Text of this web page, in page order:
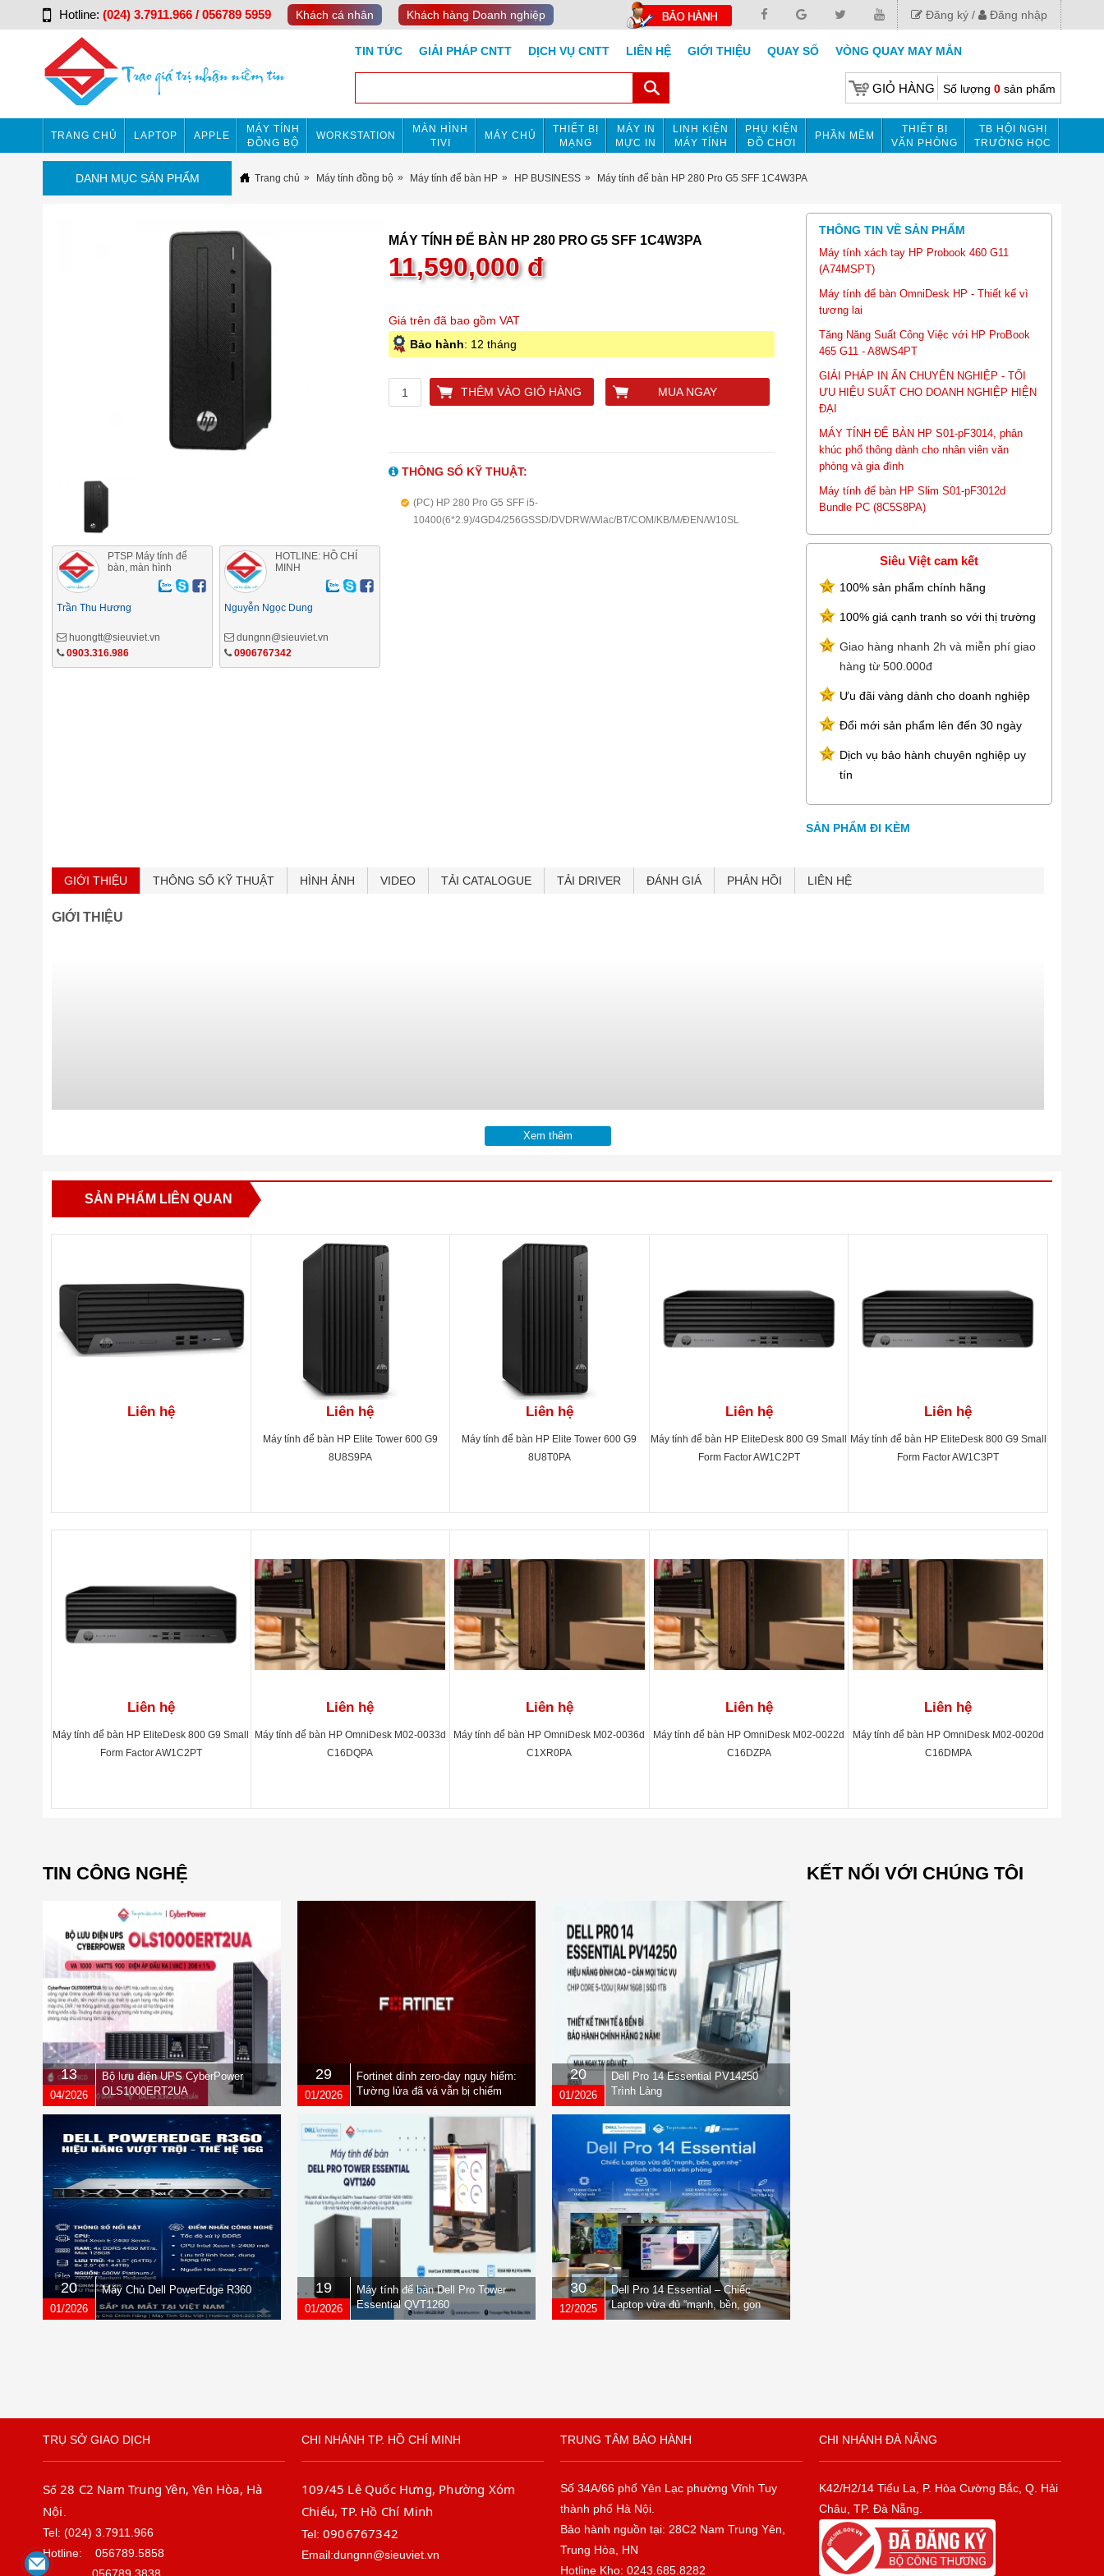
Hotline: (024) 3.7911.966 / 056789 5959 Khách cá nhân Khách hàng Doanh nghiệp Đăng ký Đăng nhập
TIN TỨC GIẢI PHÁP CNTT DỊCH VỤ CNTT LIÊN HỆ GIỚI THIỆU QUAY SỐ VÒNG QUAY MAY MẮN
GIỎ HÀNG Số lượng 0sản phẩm
TRANG CHỦ LAPTOP APPLE
MÁY TÍNH
ĐỒNG BỘ
WORKSTATION
MÀN HÌNH
TIVI
MÁY CHỦ
THIẾT BỊ
MẠNG
MÁY IN
MỰC IN
LINH KIỆN
MÁY TÍNH
PHỤ KIỆN
ĐỒ CHƠI
PHẦN MỀM
THIẾT BỊ
VĂN PHÒNG
TB HỘI NGHỊ
TRƯỜNG HỌC
DANH MỤC SẢN PHẨM Trang chủ Máy tính đồng bộ Máy tính để bàn HP HP BUSINESS Máy tính để bàn HP 280 Pro G5 SFF 1C4W3PA
PTSP Máy tính để
bàn, màn hình
Trần Thu Hương
huongtt@sieuviet.vn
0903.316.986
HOTLINE: HỒ CHÍ
MINH
Nguyễn Ngọc Dung
dungnn@sieuviet.vn
0906767342
MÁY TÍNH ĐỂ BÀN HP 280 PRO G5 SFF 1C4W3PA
11,590,000đ
Giá trên đã bao gồm VAT
Bảo hành: 12 tháng
THÊM VÀO GIỎ HÀNG MUA NGAY
THÔNG SỐ KỸ THUẬT:
(PC) HP 280 Pro G5 SFF i5-
10400(6*2.9)/4GD4/256GSSD/DVDRW/Wlac/BT/COM/KB/M/ĐEN/W10SL
THÔNG TIN VỀ SẢN PHẨM
Máy tính xách tay HP Probook 460 G11
(A74MSPT)
Máy tính để bàn OmniDesk HP - Thiết kế vì
tương lai
Tăng Năng Suất Công Việc với HP ProBook
465 G11 - A8WS4PT
GIẢI PHÁP IN ẤN CHUYÊN NGHIỆP - TỐI
ƯU HIỆU SUẤT CHO DOANH NGHIỆP HIỆN
ĐẠI
MÁY TÍNH ĐỂ BÀN HP S01-pF3014, phân
khúc phổ thông dành cho nhân viên văn
phòng và gia đình
Máy tính để bàn HP Slim S01-pF3012d
Bundle PC (8C5S8PA)
Siêu Việt cam kết
100% sản phẩm chính hãng
100% giá cạnh tranh so với thị trường
Giao hàng nhanh 2h và miễn phí giao
hàng từ 500.000đ
Ưu đãi vàng dành cho doanh nghiệp
Đổi mới sản phẩm lên đến 30 ngày
Dịch vụ bảo hành chuyên nghiệp uy
tín
SẢN PHẨM ĐI KÈM
GIỚI THIỆU THÔNG SỐ KỸ THUẬT HÌNH ẢNH VIDEO TẢI CATALOGUE TẢI DRIVER ĐÁNH GIÁ PHẢN HỒI LIÊN HỆ
GIỚI THIỆU
Xem thêm
SẢN PHẨM LIÊN QUAN
Liên hệ Liên hệ
Máy tính để bàn HP Elite Tower 600 G9
8U8S9PA
Liên hệ
Máy tính để bàn HP Elite Tower 600 G9
8U8T0PA
Liên hệ
Máy tính để bàn HP EliteDesk 800 G9 Small
Form Factor AW1C2PT
Liên hệ
Máy tính để bàn HP EliteDesk 800 G9 Small
Form Factor AW1C3PT
Liên hệ
Máy tính để bàn HP EliteDesk 800 G9 Small
Form Factor AW1C2PT
Liên hệ
Máy tính để bàn HP OmniDesk M02-0033d
C16DQPA
Liên hệ
Máy tính để bàn HP OmniDesk M02-0036d
C1XR0PA
Liên hệ
Máy tính để bàn HP OmniDesk M02-0022d
C16DZPA
Liên hệ
Máy tính để bàn HP OmniDesk M02-0020d
C16DMPA
TIN CÔNG NGHỆ
13
04/2026
Bộ lưu điện UPS CyberPower
OLS1000ERT2UA
29
01/2026
Fortinet dính zero-day nguy hiểm:
Tường lửa đã vá vẫn bị chiếm
quyền
20
01/2026
Dell Pro 14 Essential PV14250
Trình Làng
20
01/2026
Máy Chủ Dell PowerEdge R360 19
01/2026
Máy tính để bàn Dell Pro Tower
Essential QVT1260
30
12/2025
Dell Pro 14 Essential – Chiếc
Laptop vừa đủ “mạnh, bền, gọn
nhẹ” dành cho dân văn phòng
KẾT NỐI VỚI CHÚNG TÔI
TRỤ SỞ GIAO DỊCH
Số 28 C2 Nam Trung Yên, Yên Hòa, Hà
Nội
Tel: (024) 3.7911.966
Hotline: 056789.5858
CHI NHÁNH TP. HỒ CHÍ MINH
109/45 Lê Quốc Hưng, Phường Xóm
Chiếu, TP. Hồ Chí Minh
Tel: 0906767342
Email:dungnn@sieuviet.vn
TRUNG TÂM BẢO HÀNH
Số 34A/66 phố Yên Lạc phường Vĩnh Tuy
thành phố Hà Nội.
Bảo hành nguồn tại: 28C2 Nam Trung Yên,
Trung Hòa, HN
Hotline Kho: 0243.685.8282
CHI NHÁNH ĐÀ NẴNG
K42/H2/14 Tiểu La, P. Hòa Cường Bắc, Q. Hải
Châu, TP. Đà Nẵng.